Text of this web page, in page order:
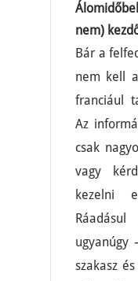
nem)
Bár a
nem kell
franciául
Az
csak
vagy
kezelni
ugyanúgy
szakasz